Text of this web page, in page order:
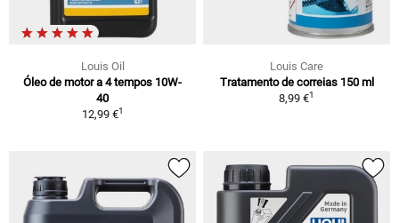
Louis Oil
Óleo de motor a 4 tempos 10W-
40
12,99 €1
Louis Care
Tratamento de correias 150 ml
8,99 €1